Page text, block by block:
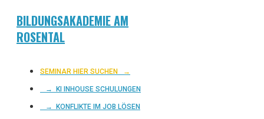
BILDUNGSAKADEMIE AM
ROSENTAL
SEMINAR HIER SUCHEN →
→ KI INHOUSE SCHULUNGEN
→ KONFLIKTE IM JOB LÖSEN